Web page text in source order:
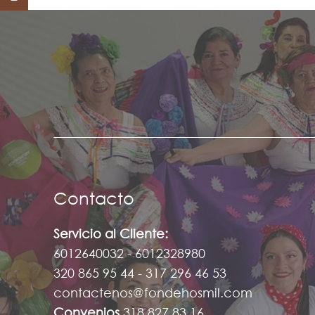
Contacto
Servicio al Cliente:
6012640032 - 6012328980
320 865 95 44 - 317 296 46 53
contactenos@fondehosmil.com